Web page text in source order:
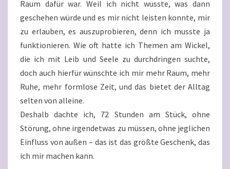
Raum dafür war. Weil ich nicht wusste, was dann
geschehen würde und es mir nicht leisten konnte, mir
zu erlauben, es auszuprobieren, denn ich musste ja
funktionieren. Wie oft hatte ich Themen am Wickel,
die ich mit Leib und Seele zu durchdringen suchte,
doch auch hierfür wünschte ich mir mehr Raum, mehr
Ruhe, mehr formlose Zeit, und das bietet der Alltag
selten von alleine.
Deshalb dachte ich, 72 Stunden am Stück, ohne
Störung, ohne irgendetwas zu müssen, ohne jeglichen
Einfluss von außen – das ist das größte Geschenk, das
ich mir machen kann.